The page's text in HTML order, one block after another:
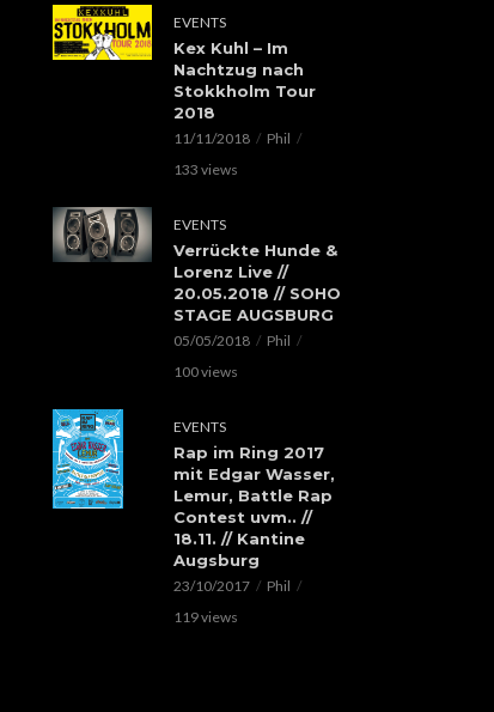
EVENTS
Kex Kuhl – Im
Nachtzug nach
Stokkholm Tour
2018
11/11/2018
Phil
133 views
EVENTS
Verrückte Hunde &
Lorenz Live //
20.05.2018 // SOHO
STAGE AUGSBURG
05/05/2018
Phil
100 views
EVENTS
Rap im Ring 2017
mit Edgar Wasser,
Lemur, Battle Rap
Contest uvm.. //
18.11. // Kantine
Augsburg
23/10/2017
Phil
119 views